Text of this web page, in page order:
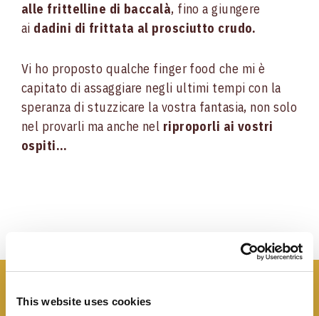
This website uses cookies
alle frittelline di baccalà, fino a giungere
ai dadini di frittata al prosciutto crudo.
Vi ho proposto qualche finger food che mi è
capitato di assaggiare negli ultimi tempi con la
speranza di stuzzicare la vostra fantasia, non solo
nel provarli ma anche nel riproporli ai vostri
ospiti…